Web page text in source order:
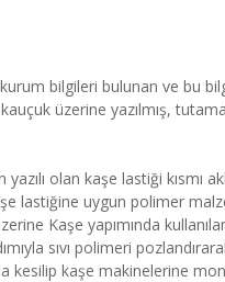
bilgileri bulunan ve bu
üzerine yazılmış,
olan kaşe lastiği kısmı
lastiğine uygun polimer
Kaşe yapımında
sıvı polimeri
kaşe makinelerine